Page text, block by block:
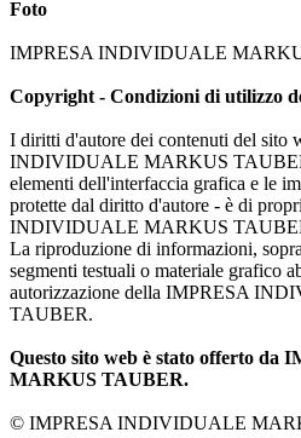
Foto
IMPRESA INDIVIDUALE
Copyright - Condizioni di utilizzo
I diritti d'autore dei contenuti del sito
INDIVIDUALE MARKUS
elementi dell'interfaccia grafica e le
protette dal diritto d'autore - è di
INDIVIDUALE MARKUS
La riproduzione di informazioni,
segmenti testuali o materiale grafico
autorizzazione della IMPRESA
TAUBER.
Questo sito web è stato offerto
MARKUS TAUBER.
© IMPRESA INDIVIDUALE